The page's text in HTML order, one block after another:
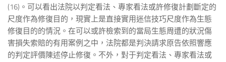
(16)。可以看出法院以判定看法、專家看法或許修復計劃斷定的
尺度作為修復目的，現實上是直接實用迷信技巧尺度作為生態
修復目的的情況。在可以或許檢索到的當局生態周遭的狀況傷
害損失索賠的有用案例之中，法院都是判決請求原告依照響應
的判定評價陳述停止修復。不外，對于判定看法、專家看法或